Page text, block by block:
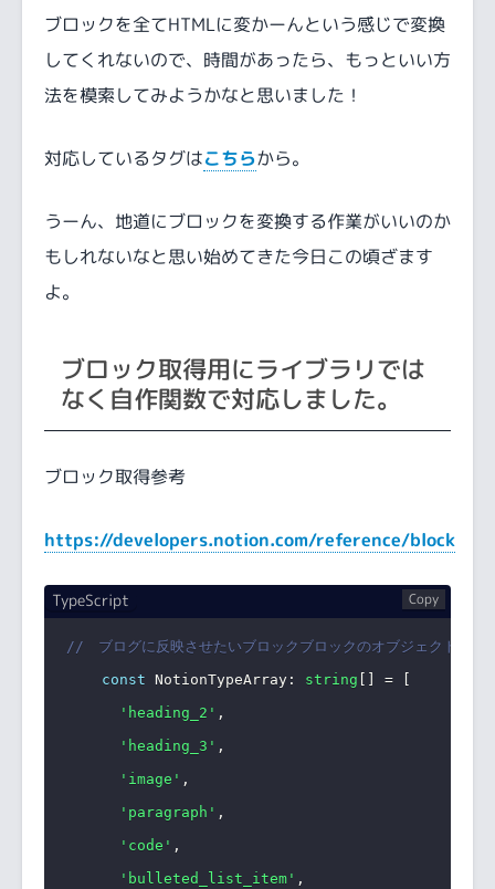
ブロックを全てHTMLに変かーんという感じで変換
してくれないので、時間があったら、もっといい方
法を模索してみようかなと思いました！
対応しているタグはこちらから。
うーん、地道にブロックを変換する作業がいいのか
もしれないなと思い始めてきた今日この頃ざます
よ。
ブロック取得用にライブラリでは
なく自作関数で対応しました。
ブロック取得参考
https://developers.notion.com/reference/block
//　ブログに反映させたいブロックブロックのオブジェクトを決
const NotionTypeArray : string =
'heading_2' ,
'heading_3' ,
'image' ,
'paragraph' ,
'code' ,
'bulleted_list_item' ,
Copy
TypeScript